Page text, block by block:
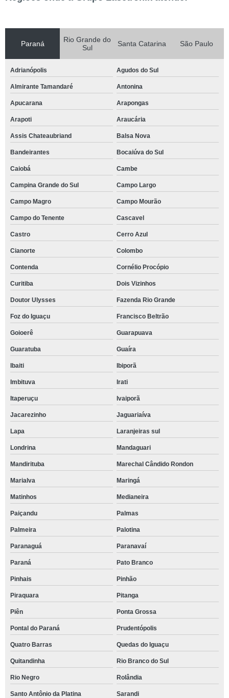
Paraná
Rio Grande do
Sul
Santa Catarina São Paulo
Adrianópolis Agudos do Sul
Almirante Tamandaré Antonina
Apucarana Arapongas
Arapoti Araucária
Assis Chateaubriand Balsa Nova
Bandeirantes Bocaiúva do Sul
Caiobá Cambe
Campina Grande do Sul Campo Largo
Campo Magro Campo Mourão
Campo do Tenente Cascavel
Castro Cerro Azul
Cianorte Colombo
Contenda Cornélio Procópio
Curitiba Dois Vizinhos
Doutor Ulysses Fazenda Rio Grande
Foz do Iguaçu Francisco Beltrão
Goioerê Guarapuava
Guaratuba Guaíra
Ibaiti Ibiporã
Imbituva Irati
Itaperuçu Ivaiporã
Jacarezinho Jaguariaíva
Lapa Laranjeiras sul
Londrina Mandaguari
Mandirituba Marechal Cândido Rondon
Marialva Maringá
Matinhos Medianeira
Paiçandu Palmas
Palmeira Palotina
Paranaguá Paranavaí
Paraná Pato Branco
Pinhais Pinhão
Piraquara Pitanga
Piên Ponta Grossa
Pontal do Paraná Prudentópolis
Quatro Barras Quedas do Iguaçu
Quitandinha Rio Branco do Sul
Rio Negro Rolândia
Santo Antônio da Platina Sarandi